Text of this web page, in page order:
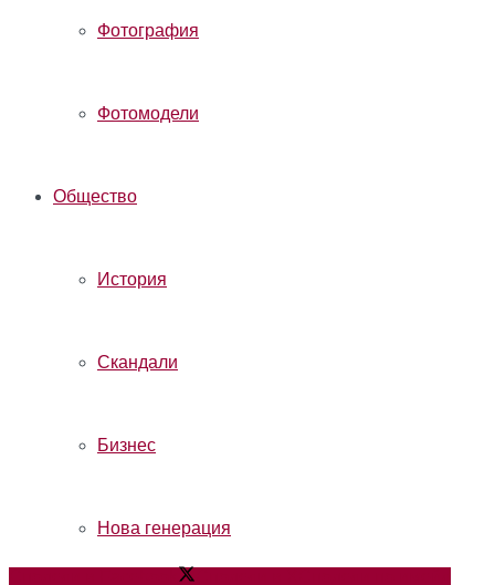
Фотография
Фотомодели
Общество
История
Скандали
Бизнес
Нова генерация